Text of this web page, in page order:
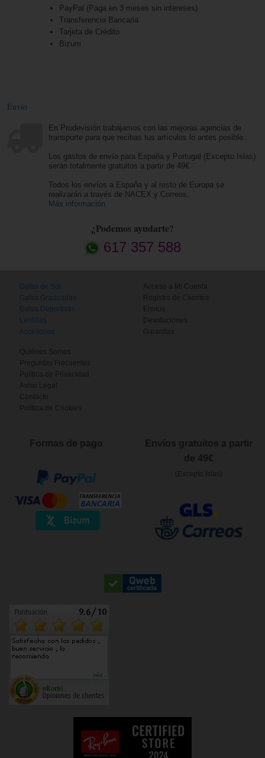
PayPal (Paga en 3 meses sin intereses)
Transferencia Bancaria
Tarjeta de Crédito
Bizum
Envío
En Prodevisión trabajamos con las mejoras agencias de
transporte para que recibas tus artículos lo antes posible.
Los gastos de envío para España y Portugal (Excepto Islas)
serán totalmente gratuitos a partir de 49€.
Todos los envíos a España y al resto de Europa se
realizarán a través de NACEX y Correos.
Más información
¿Podemos ayudarte?
617 357 588
Gafas de Sol
Gafas Graduadas
Gafas Deportivas
Lentillas
Accesorios
Acceso a Mi Cuenta
Registro de Clientes
Envíos
Devoluciones
Garantías
Quiénes Somos
Preguntas Frecuentes
Política de Privacidad
Aviso Legal
Contacto
Política de Cookies
Formas de pago
Envíos gratuitos a partir
de 49€
(Excepto Islas)